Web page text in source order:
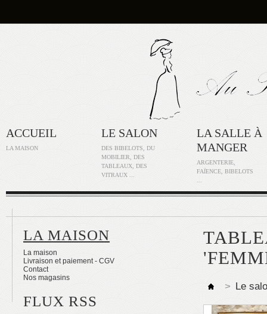
ACCUEIL
LA MAISON
LE SALON
DES BIBELOTS, DU
MOBILIER, DES
TABLEAUX, DES
VITRAUX ...
LA SALLE À
MANGER
ARGENTERIE,
FAÏENCE, BIBELOTS
LA MAISON
La maison
Livraison et paiement - CGV
Contact
Nos magasins
FLUX RSS
> Le